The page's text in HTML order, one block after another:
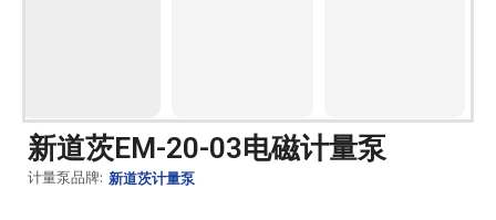
新道茨EM-20-03电磁计量泵
计量泵品牌: 新道茨计量泵